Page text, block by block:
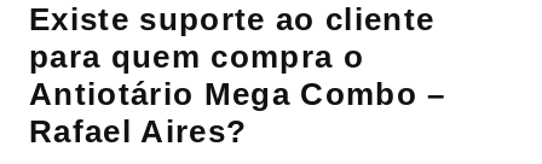
Existe suporte ao cliente
para quem compra o
Antiotário Mega Combo –
Rafael Aires?